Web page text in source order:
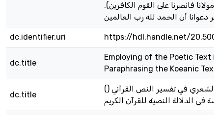
مولانا فانصرنا على القوم الكافرين).
dc.identifier.uri https://hdl.handle.net/
dc.title
Employing of the Poetic Text in
Paraphrasing the Koeanic Text
dc.title
(دلالة النص الشعري في تفسير النص القرآني (
في الدلالة النصية للقرآن الكريم